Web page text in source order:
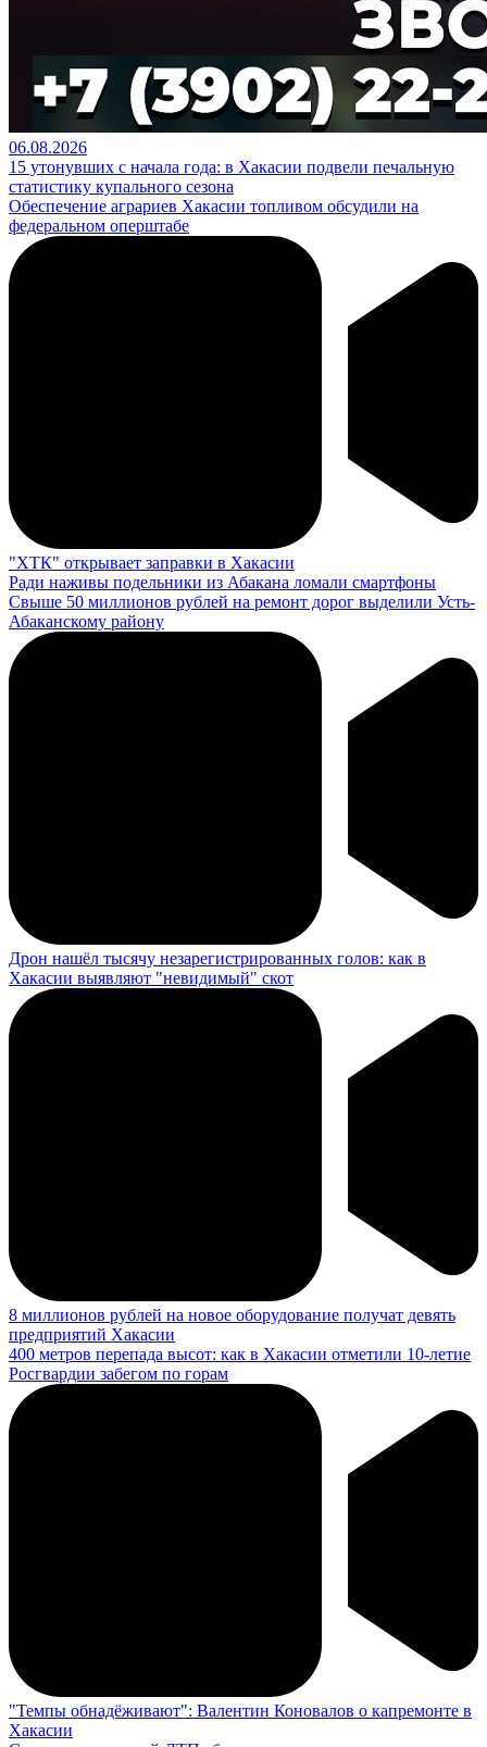
06.08.2026
15 утонувших с начала года: в Хакасии подвели печальную
статистику купального сезона
Обеспечение аграриев Хакасии топливом обсудили на
федеральном оперштабе
"ХТК" открывает заправки в Хакасии
Ради наживы подельники из Абакана ломали смартфоны
Свыше 50 миллионов рублей на ремонт дорог выделили Усть-
Абаканскому району
Дрон нашёл тысячу незарегистрированных голов: как в
Хакасии выявляют "невидимый" скот
8 миллионов рублей на новое оборудование получат девять
предприятий Хакасии
400 метров перепада высот: как в Хакасии отметили 10-летие
Росгвардии забегом по горам
"Темпы обнадёживают": Валентин Коновалов о капремонте в
Хакасии